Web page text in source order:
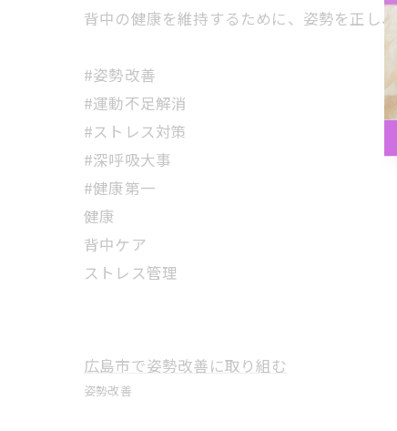
背中の健康を維持するために、姿勢を正し
#姿勢改善
#運動不足解消
#ストレス対策
#深呼吸大事
#健康第一
健康
背中ケア
ストレス管理
広島市で姿勢改善に取り組む
姿勢改善